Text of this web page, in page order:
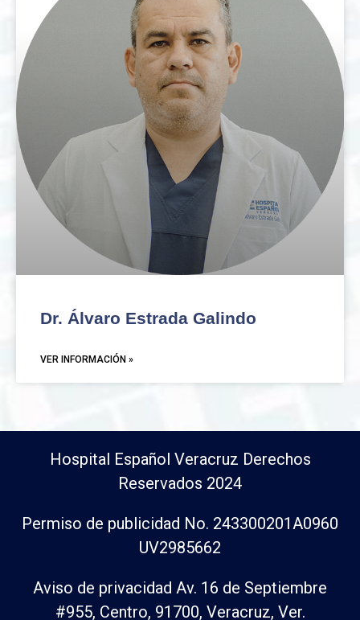
Dr. Álvaro Estrada Galindo
VER INFORMACIÓN »
Hospital Español Veracruz Derechos
Reservados 2024
Permiso de publicidad No. 243300201A0960
UV2985662
Aviso de privacidad Av. 16 de Septiembre
#955, Centro, 91700, Veracruz, Ver.